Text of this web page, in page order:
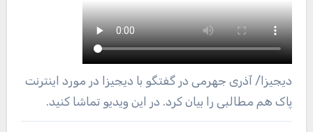
دیجیزا/ آذری جهرمی در گفتگو با دیجیزا در مورد اینترنت
پاک هم مطالبی را بیان کرد. در این ویدیو تماشا کنید.